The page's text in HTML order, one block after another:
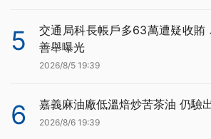
5
交通局科長帳戶多63萬遭疑收賄
善舉曝光
2026/8/5 19:39
6 嘉義麻油廠低溫焙炒苦茶油 仍驗
2026/8/6 19:39